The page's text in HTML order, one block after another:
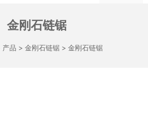
金刚石链锯
产品 > 金刚石链锯 > 金刚石链锯